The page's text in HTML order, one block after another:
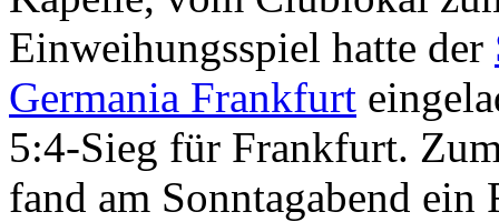
Einweihungsspiel hatte der
Germania Frankfurt
5:4-Sieg für Frankfurt.
fand am Sonntagabend ein